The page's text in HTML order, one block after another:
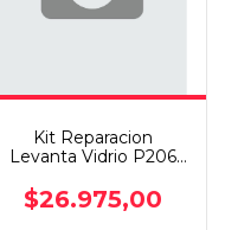
Kit Reparacion
Levanta Vidrio P206
$26.975,00